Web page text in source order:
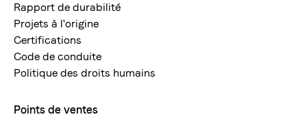
Rapport de durabilité
Projets à l'origine
Certifications
Code de conduite
Politique des droits humains
Points de ventes